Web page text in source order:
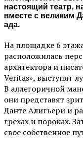
настоящий театр,
вместе с великим
ада.
На площадке 6
расположилась
архитектора и
Veritas», выступят
В аллегоричной
они представят
Данте Алигьери и
грехах и пороках.
свое собственное